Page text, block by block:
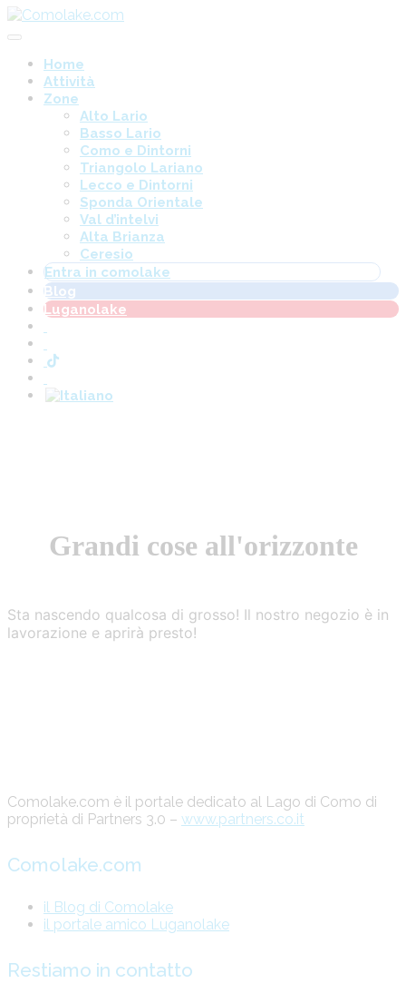
Home
Attività
Zone
Alto Lario
Basso Lario
Como e Dintorni
Triangolo Lariano
Lecco e Dintorni
Sponda Orientale
Val d’intelvi
Alta Brianza
Ceresio
Entra in comolake
Blog
Luganolake
Grandi cose all'orizzonte
Sta nascendo qualcosa di grosso! Il nostro negozio è in
lavorazione e aprirà presto!
Comolake.com è il portale dedicato al Lago di Como di
proprietà di Partners 3.0 – www.partners.co.it
Comolake.com
il Blog di Comolake
il portale amico Luganolake
Restiamo in contatto